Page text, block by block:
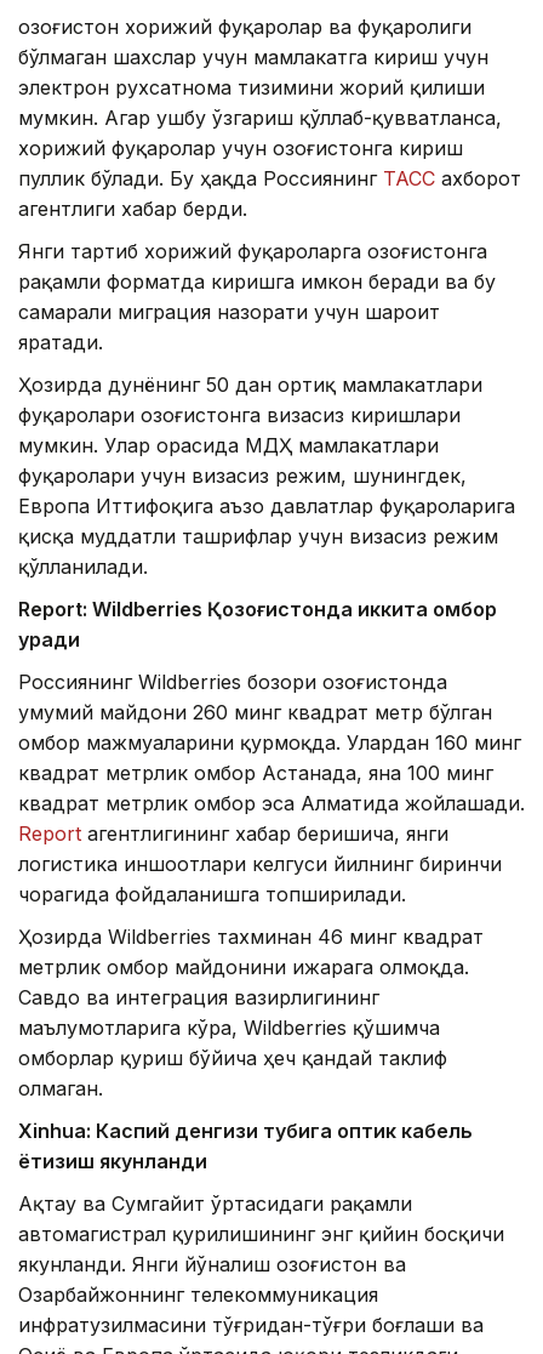
Қозоғистон хорижий фуқаролар ва фуқаролиги
бўлмаган шахслар учун мамлакатга кириш учун
электрон рухсатнома тизимини жорий қилиши
мумкин. Агар ушбу ўзгариш қўллаб-қувватланса,
хорижий фуқаролар учун Қозоғистонга кириш
пуллик бўлади. Бу ҳақда Россиянинг ТАСС ахборот
агентлиги хабар берди.
Янги тартиб хорижий фуқароларга Қозоғистонга
рақамли форматда киришга имкон беради ва бу
самарали миграция назорати учун шароит
яратади.
Ҳозирда дунёнинг 50 дан ортиқ мамлакатлари
фуқаролари Қозоғистонга визасиз киришлари
мумкин. Улар орасида МДҲ мамлакатлари
фуқаролари учун визасиз режим, шунингдек,
Европа Иттифоқига аъзо давлатлар фуқароларига
қисқа муддатли ташрифлар учун визасиз режим
қўлланилади.
Report: Wildberries Қозоғистонда иккита омбор
қуради
Россиянинг Wildberries бозори Қозоғистонда
умумий майдони 260 минг квадрат метр бўлган
омбор мажмуаларини қурмоқда. Улардан 160 минг
квадрат метрлик омбор Астанада, яна 100 минг
квадрат метрлик омбор эса Алматида жойлашади.
Report агентлигининг хабар беришича, янги
логистика иншоотлари келгуси йилнинг биринчи
чорагида фойдаланишга топширилади.
Ҳозирда Wildberries тахминан 46 минг квадрат
метрлик омбор майдонини ижарага олмоқда.
Савдо ва интеграция вазирлигининг
маълумотларига кўра, Wildberries қўшимча
омборлар қуриш бўйича ҳеч қандай таклиф
олмаган.
Xinhuа: Каспий денгизи тубига оптик кабель
ётқизиш якунланди
Ақтау ва Сумгайит ўртасидаги рақамли
автомагистрал қурилишининг энг қийин босқичи
якунланди. Янги йўналиш Қозоғистон ва
Озарбайжоннинг телекоммуникация
инфратузилмасини тўғридан-тўғри боғлаши ва